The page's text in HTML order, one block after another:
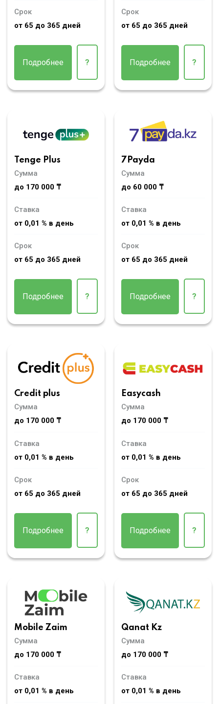
Срок
от 65 до 365 дней
Подробнее ?
Срок
от 65 до 365 дней
Подробнее ?
Tenge Plus
Сумма
до 170 000 ₸
Ставка
от 0,01 % в день
Срок
от 65 до 365 дней
Подробнее ?
7Payda
Сумма
до 60 000 ₸
Ставка
от 0,01 % в день
Срок
от 65 до 365 дней
Подробнее ?
Credit plus
Сумма
до 170 000 ₸
Ставка
от 0,01 % в день
Срок
от 65 до 365 дней
Подробнее ?
Easycash
Сумма
до 170 000 ₸
Ставка
от 0,01 % в день
Срок
от 65 до 365 дней
Подробнее ?
Mobile Zaim
Сумма
до 170 000 ₸
Ставка
от 0,01 % в день
Qanat Kz
Сумма
до 170 000 ₸
Ставка
от 0,01 % в день